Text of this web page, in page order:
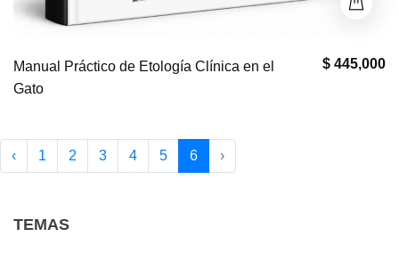
TEMAS
$ 445,000
Manual Práctico de Etología Clínica en el
Gato
‹ 1 2 3 4 5 6 ›